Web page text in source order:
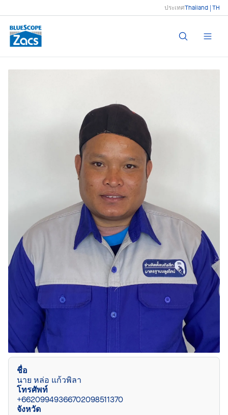
ประเทศThailand | TH
ชื่อ
นาย หล่อ แก้วพิลา
โทรศัพท์
+66209949366702098511370
จังหวัด